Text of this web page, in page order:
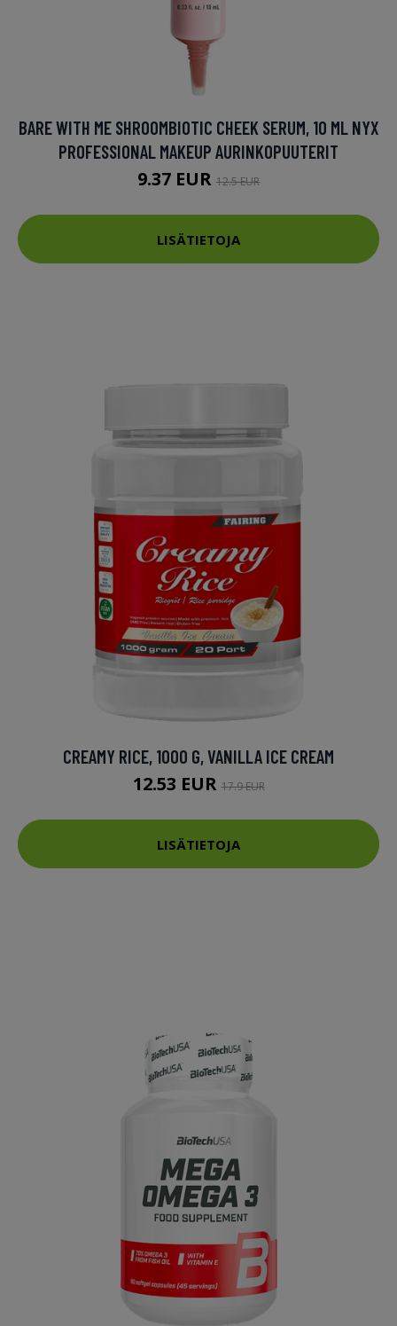
BARE WITH ME SHROOMBIOTIC CHEEK SERUM, 10 ML NYX
PROFESSIONAL MAKEUP AURINKOPUUTERIT
9.37 EUR 12.5 EUR
LISÄTIETOJA
CREAMY RICE, 1000 G, VANILLA ICE CREAM
12.53 EUR17.9 EUR
LISÄTIETOJA